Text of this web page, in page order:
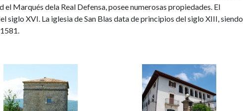
el Marqués dela Real Defensa, posee numerosas propiedades. El
siglo XVI. La iglesia de San Blas data de principios del siglo XIII, siendo